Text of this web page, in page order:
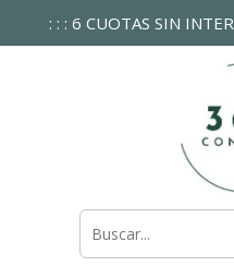
: : : 6 CUOTAS SIN